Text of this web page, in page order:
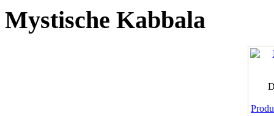
Mystische Kabbala